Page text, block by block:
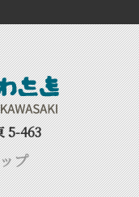
5-463
プ
Back to top